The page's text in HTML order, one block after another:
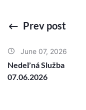
Prev post
June 07, 2026
Nedeľná Služba
07.06.2026